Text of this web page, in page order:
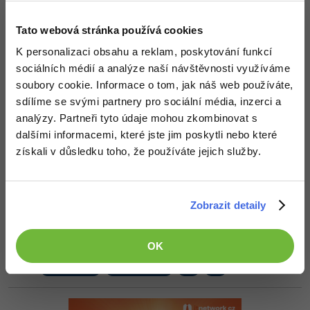
Tato webová stránka používá cookies
K personalizaci obsahu a reklam, poskytování funkcí
sociálních médií a analýze naší návštěvnosti využíváme
soubory cookie. Informace o tom, jak náš web používáte,
sdílíme se svými partnery pro sociální média, inzerci a
analýzy. Partneři tyto údaje mohou zkombinovat s
dalšími informacemi, které jste jim poskytli nebo které
získali v důsledku toho, že používáte jejich služby.
Zobrazit detaily
OK
WordPress
-30%
UX
Business
Google Dokumenty
Adobe Lightroom
Adobe XD -15%
Adobe InDesign -25%
Adobe After Effects
Blender
Video
Pro firmyrnd1.NextBytes(bytes1)
Console.WriteLine(
"First Series:")
For ctr As Integer = bytes1.GetLowerBound(0) to
   Console.Write(
"{0, 5}", bytes1(ctr))
   If (ctr +
= 0 Then
Next
Console.WriteLine()
Console.WriteLine( "Second Series:"
)
For ctr As Integer = bytes2.GetLowerBound(
   Console.Write(
"{0, 5}", bytes2(ctr))
http://msdn.microsoft.com/….random.aspx